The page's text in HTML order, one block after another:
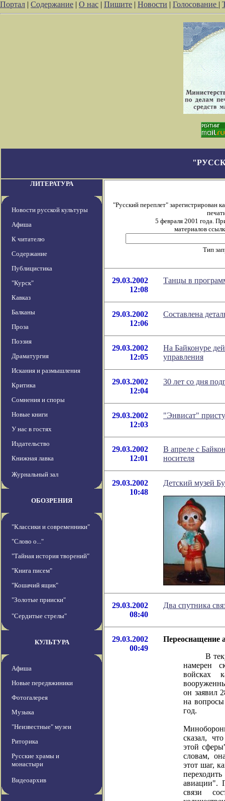
Портал | Содержание | О нас | Пишите | Новости | Голосование |
ЛИТЕРАТУРА
Новости русской культуры
Афиша
К читателю
Содержание
Публицистика
"Курск"
Кавказ
Балканы
Проза
Поэзия
Драматургия
Искания и размышления
Критика
Сомнения и споры
Новые книги
У нас в гостях
Издательство
Книжная лавка
Журнальный зал
ОБОЗРЕНИЯ
"Классики и современники"
"Слово о..."
"Тайная история творений"
"Книга писем"
"Кошачий ящик"
"Золотые прииски"
"Сердитые стрелы"
КУЛЬТУРА
Афиша
Новые передвжиники
Фотогалерея
Музыка
"Неизвестные" музеи
Риторика
Русские храмы и
монастыри
Видеоархив
"Русский переплет" зарегистрирован
5 февраля 2001 года.
материалов
Тип
29.03.2002
12:08
Танцы в
29.03.2002
12:06
Составлена
29.03.2002
12:05
На Байконуре
управления
29.03.2002
12:04
30 лет со дня
29.03.2002
12:03
"Энвисат"
29.03.2002
12:01
В апреле с
носителя
29.03.2002
10:48
Детский музей
29.03.2002
08:40
Два спутника
29.03.2002
00:49
Переоснащение
В
намерен
войсках
он заявил
на
год.
сказал,
этой
словам,
этот шаг,
авиации".
связи